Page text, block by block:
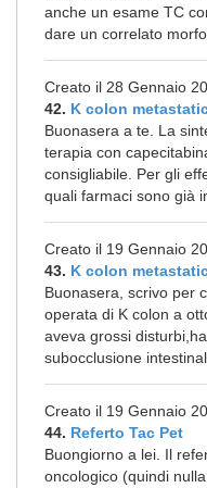
anche un esame TC
dare un correlato
Creato il 28 Gennaio
42. K colon
Buonasera a te. La
terapia con
consigliabile. Per gli
quali farmaci sono già
Creato il 19 Gennaio
43. K colon
Buonasera, scrivo per
operata di K colon a
aveva grossi
subocclusione
Creato il 19 Gennaio
44. Referto Tac Pet
Buongiorno a lei. Il
oncologico (quindi